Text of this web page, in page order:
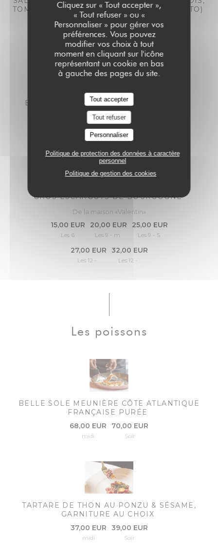
Cliquez sur « Tout accepter »,
« Tout refuser » ou «
Personnaliser » pour gérer vos
préférences. Vous pouvez
modifier vos choix à tout
moment en cliquant sur l'icône
représentant un cookie en bas
à gauche des pages du site.
Tout accepter
Tout refuser
Personnaliser
Politique de protection des données à caractère
personnel
Politique de gestion des cookies
TOMATES CERISES & PAIN GRILLÉ AU PESTO)
18,00 EUR
midi
20,00 EUR
Soir
BURATTA, TOMATES FRAÎCHES & PESTO
17,00 EUR
19,00 EUR
GROS ESCARGOTS DE BOURGOGNE
De la maison «Valentin»
15,00 EUR
Les 6
20,00 EUR
Les 9 - m.
25,00 EUR
Les 9 - S.
27,00 EUR
Les 12 - .
32,00 EUR
Les 12 - .
Les poissons
BELLE SOLE MEUNIÈRE CÔTE ATLANTIQUE
FRANÇAISE PURÉE
68,00 EUR
midi
70,00 EUR
Soir
TARTARE DE THON AU PONZU & SÉSAME,
GARNITURE AU CHOIX
37,00 EUR
midi
39,00 EUR
Soir